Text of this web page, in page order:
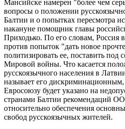
Мансийске намерен "более чем
вопросы о положении
Балтии и о попытках пересмотра
накануне помощник главы
Приходько. По его словам, Россия
против попыток "дать новое
политизировать ее, поставить под
Мировой войны. Что касается
русскоязычного населения в
называет его
Евросоюзу будет указано на
странами Балтии рекомендаций
относительно обеспечения
свобод русскоязычных жителей.